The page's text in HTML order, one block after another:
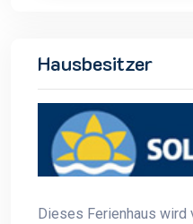
Hausbesitzer
Dieses Ferienhaus wird